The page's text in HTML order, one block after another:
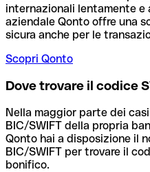
internazionali lentamente
aziendale Qonto offre una
sicura anche per le
Scopri Qonto
Dove trovare il codice
Nella maggior parte dei
BIC/SWIFT della propria
Qonto hai a disposizione il
BIC/SWIFT per trovare il
bonifico.